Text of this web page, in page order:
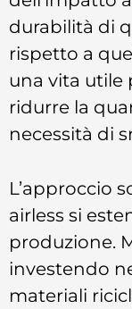
durabilità di
rispetto a
una vita utile
ridurre la
necessità di
L’approccio
airless si
produzione.
investendo
materiali